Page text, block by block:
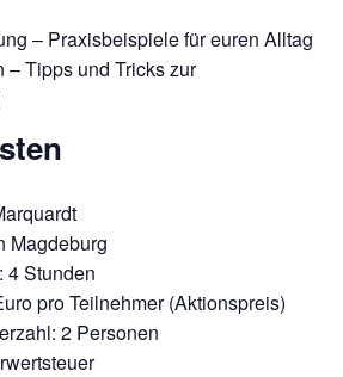
– Praxisbeispiele für euren Alltag
– Tipps und Tricks zur
Magdeburg
4 Stunden
pro Teilnehmer (Aktionspreis)
2 Personen